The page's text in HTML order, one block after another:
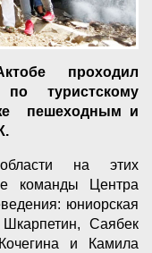
проходил
по туристскому
пешеходным и
на этих
команды Центра
юниорская
Саябек
и Камила